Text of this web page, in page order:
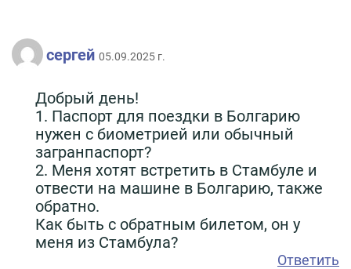
сергей 05.09.2025 г.
Добрый день!
1. Паспорт для поездки в Болгарию
нужен с биометрией или обычный
загранпаспорт?
2. Меня хотят встретить в Стамбуле и
отвести на машине в Болгарию, также
обратно.
Как быть с обратным билетом, он у
меня из Стамбула?
Ответить